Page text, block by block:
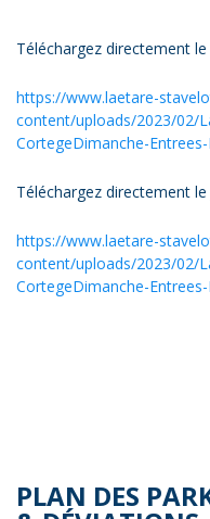
Téléchargez directement le
https://www.laetare-
content/uploads/2023/02/
CortegeDimanche-
Téléchargez directement le
https://www.laetare-
content/uploads/2023/02/
CortegeDimanche-
PLAN DES